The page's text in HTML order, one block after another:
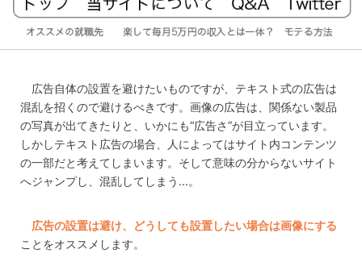
広告自体の設置を避けたいものですが、テキスト式の広告は
混乱を招くので避けるべきです。画像の広告は、関係ない製品
の写真が出てきたりと、いかにも“広告さ”が目立っています。
しかしテキスト広告の場合、人によってはサイト内コンテンツ
の一部だと考えてしまいます。そして意味の分からないサイト
へジャンプし、混乱してしまう…。
広告の設置は避け、どうしても設置したい場合は画像にする
ことをオススメします。